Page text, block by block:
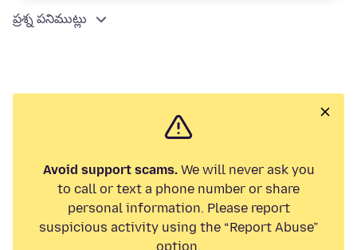
ప్రశ్న పనిముట్లు
Avoid support scams.We will never ask you
to call or text a phone number or share
personal information. Please report
suspicious activity using the “Report Abuse”
option.